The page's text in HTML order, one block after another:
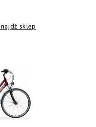
sklep